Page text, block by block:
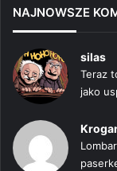
NAJNOWSZE
silas
Teraz
jako